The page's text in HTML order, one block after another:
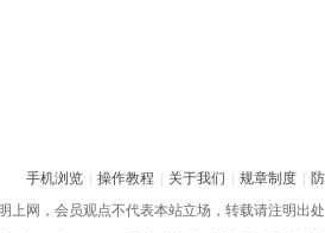
手机浏览 操作教程 关于我们 规章制度
上网，会员观点不代表本站立场，转载请注明出